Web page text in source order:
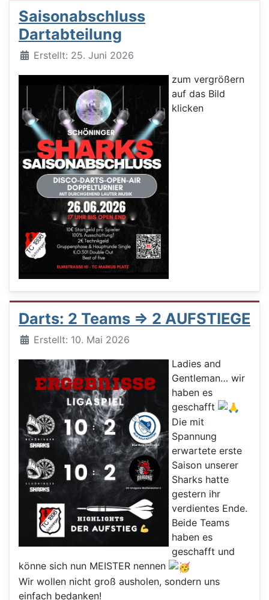
Saisonabschluss
Dartabteilung
DetailsErstellt: 25. Juni 2026
zum vergrößern
auf das Bild
klicken
Darts: 2 Teams => 2 AUFSTIEGE
DetailsErstellt: 10. Mai 2026
Ladies and
Gentleman… wir
haben es
geschafft
Die mit
Spannung
erwartete erste
Saison unserer
Sharks hatte
gestern ihr
verdientes Ende.
Beide Teams
haben es
geschafft und
könne sich nun MEISTER nennen
Wir wollen nicht groß ausholen, sondern uns
einfach bedanken!